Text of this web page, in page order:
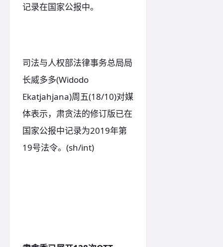
记录在国家公报中。
司法与人权部法律事务总局局
长威多多(Widodo
Ekatjahjana)周五(18/10)对媒
体表示，肃贪法的修订版已在
国家公报中记录为2019年第
19号法令。(sh/int)